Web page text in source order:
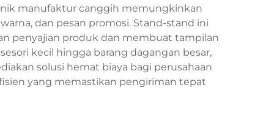
manufaktur canggih memungkinkan
dan pesan promosi. Stand-stand ini
penyajian produk dan membuat tampilan
kecil hingga barang dagangan besar,
solusi hemat biaya bagi perusahaan
yang memastikan pengiriman tepat